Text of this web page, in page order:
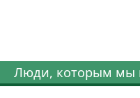
Люди, которым мы